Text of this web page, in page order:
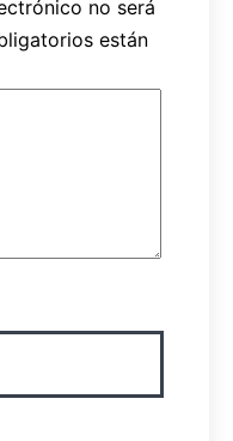
no será
están